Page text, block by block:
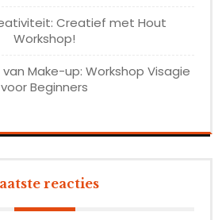
Creatief met Hout
Workshop!
Make-up: Workshop Visagie
voor Beginners
reacties